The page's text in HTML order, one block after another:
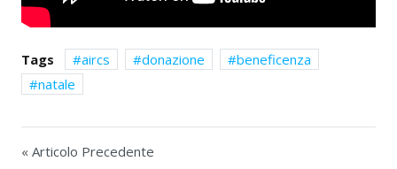
Tags aircs donazione
beneficenza
natale
« Articolo Precedente